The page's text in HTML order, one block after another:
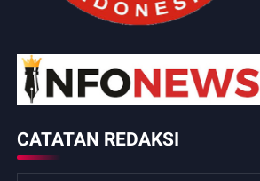
CATATAN REDAKSI